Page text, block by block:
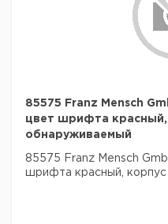
85575 Franz Mensch
цвет шрифта красный,
обнаруживаемый
85575 Franz Mensch
шрифта красный,